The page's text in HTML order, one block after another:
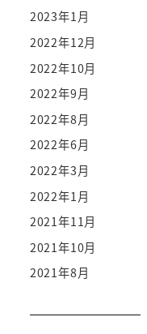
2023年1月
2022年12月
2022年10月
2022年9月
2022年8月
2022年6月
2022年3月
2022年1月
2021年11月
2021年10月
2021年8月